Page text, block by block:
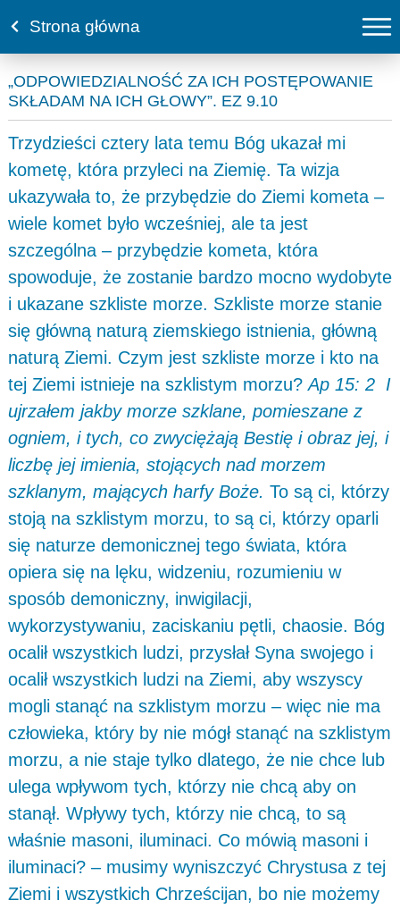
Strona główna
„ODPOWIEDZIALNOŚĆ ZA ICH POSTĘPOWANIE
SKŁADAM NA ICH GŁOWY”. EZ 9.10
Trzydzieści cztery lata temu Bóg ukazał mi
kometę, która przyleci na Ziemię. Ta wizja
ukazywała to, że przybędzie do Ziemi kometa –
wiele komet było wcześniej, ale ta jest
szczególna – przybędzie kometa, która
spowoduje, że zostanie bardzo mocno wydobyte
i ukazane szkliste morze. Szkliste morze stanie
się główną naturą ziemskiego istnienia, główną
naturą Ziemi. Czym jest szkliste morze i kto na
tej Ziemi istnieje na szklistym morzu?Ap 15: 2 I
ujrzałem jakby morze szklane, pomieszane z
ogniem, i tych, co zwyciężają Bestię i obraz jej, i
liczbę jej imienia, stojących nad morzem
szklanym, mających harfy Boże. To są ci, którzy
stoją na szklistym morzu, to są ci, którzy oparli
się naturze demonicznej tego świata, która
opiera się na lęku, widzeniu, rozumieniu w
sposób demoniczny, inwigilacji,
wykorzystywaniu, zaciskaniu pętli, chaosie. Bóg
ocalił wszystkich ludzi, przysłał Syna swojego i
ocalił wszystkich ludzi na Ziemi, aby wszyscy
mogli stanąć na szklistym morzu – więc nie ma
człowieka, który by nie mógł stanąć na szklistym
morzu, a nie staje tylko dlatego, że nie chce lub
ulega wpływom tych, którzy nie chcą aby on
stanął. Wpływy tych, którzy nie chcą, to są
właśnie masoni, iluminaci. Co mówią masoni i
iluminaci? – musimy wyniszczyć Chrystusa z tej
Ziemi i wszystkich Chrześcijan, bo nie możemy